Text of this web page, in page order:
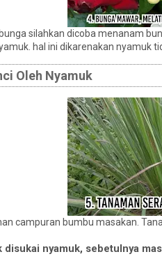
silahkan dicoba menanam
hal ini dikarenakan nyamuk
Oleh Nyamuk
campuran bumbu masakan.
nyamuk, sebetulnya